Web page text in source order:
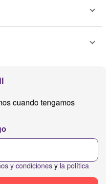
cuando tengamos
y condiciones y la política